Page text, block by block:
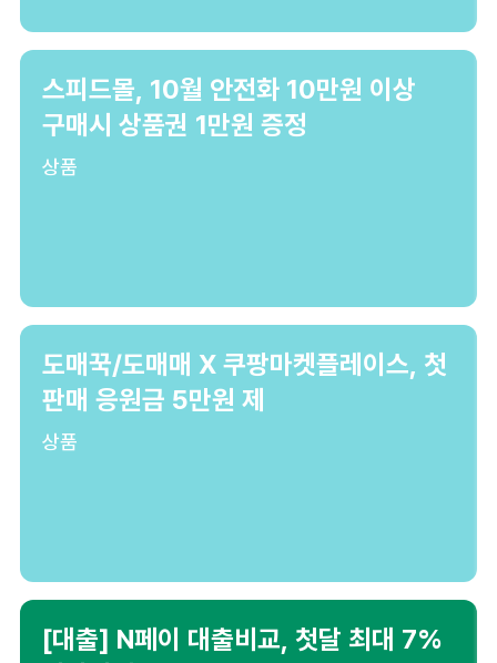
스피드몰, 10월 안전화 10만원 이상
구매시 상품권 1만원 증정
상품
도매꾹/도매매 X 쿠팡마켓플레이스, 첫
판매 응원금 5만원 제
상품
[대출] N페이 대출비교, 첫달 최대 7%